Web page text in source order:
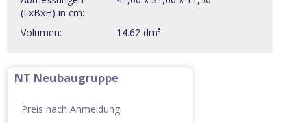
(LxBxH) in cm:
Volumen: 14.62 dm³
NT Neubaugruppe
Preis nach Anmeldung